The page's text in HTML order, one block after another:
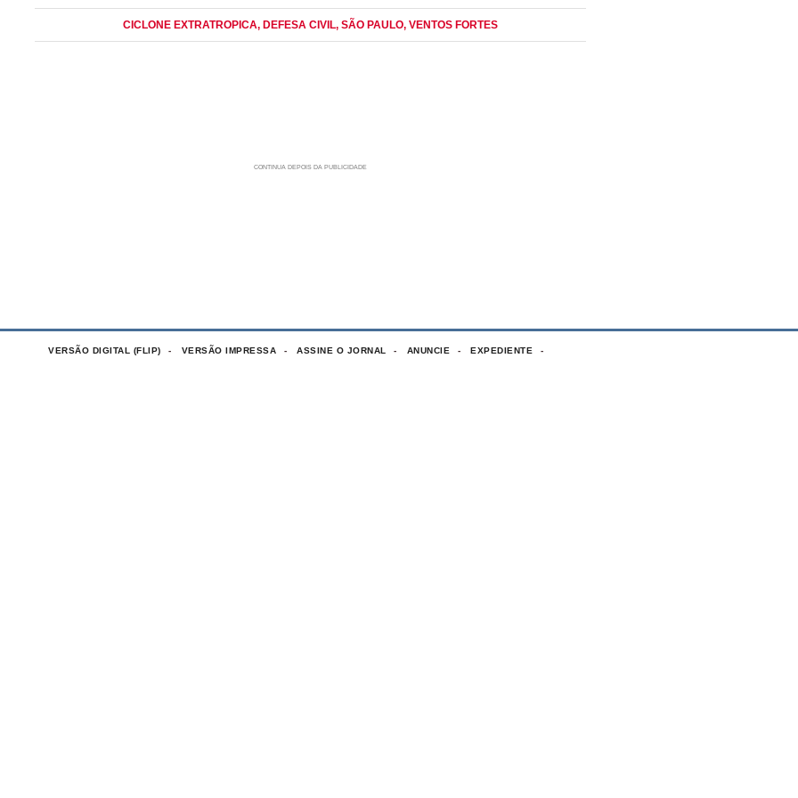
CICLONE EXTRATROPICA, DEFESA CIVIL, SÃO PAULO, VENTOS FORTES
VERSÃO DIGITAL (FLIP) VERSÃO IMPRESSA ASSINE O JORNAL ANUNCIE EXPEDIENTE